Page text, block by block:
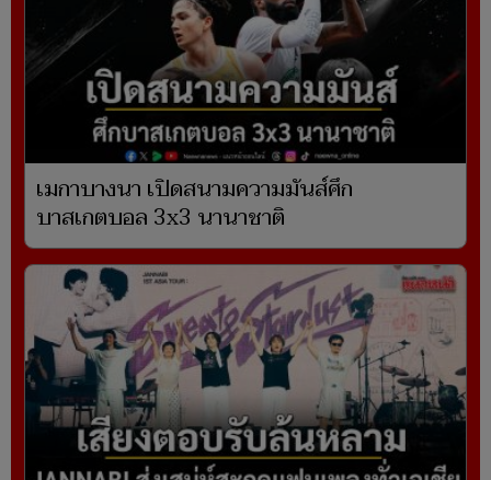
เมกาบางนา เปิดสนามความมันส์ศึก
บาสเกตบอล 3x3 นานาชาติ